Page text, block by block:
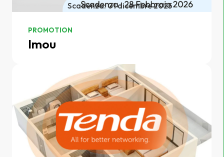
Scadenza: 01 dicembre 2025
PROMOTION
Imou